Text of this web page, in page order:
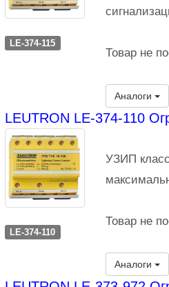
LE-374-115
Товар не
Аналоги
LEUTRON LE-374-110
LE-374-110
УЗИП
Товар не
Аналоги